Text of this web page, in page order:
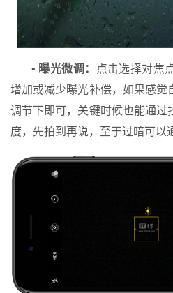
• 曝光微调：
点击选择对焦
增加或减少曝光补偿，如果感觉
调节下即可，关键时候也能通过
度，先拍到再说，至于过暗可以